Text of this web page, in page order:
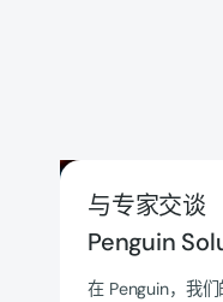
与专家交谈
Penguin
在 Penguin，我